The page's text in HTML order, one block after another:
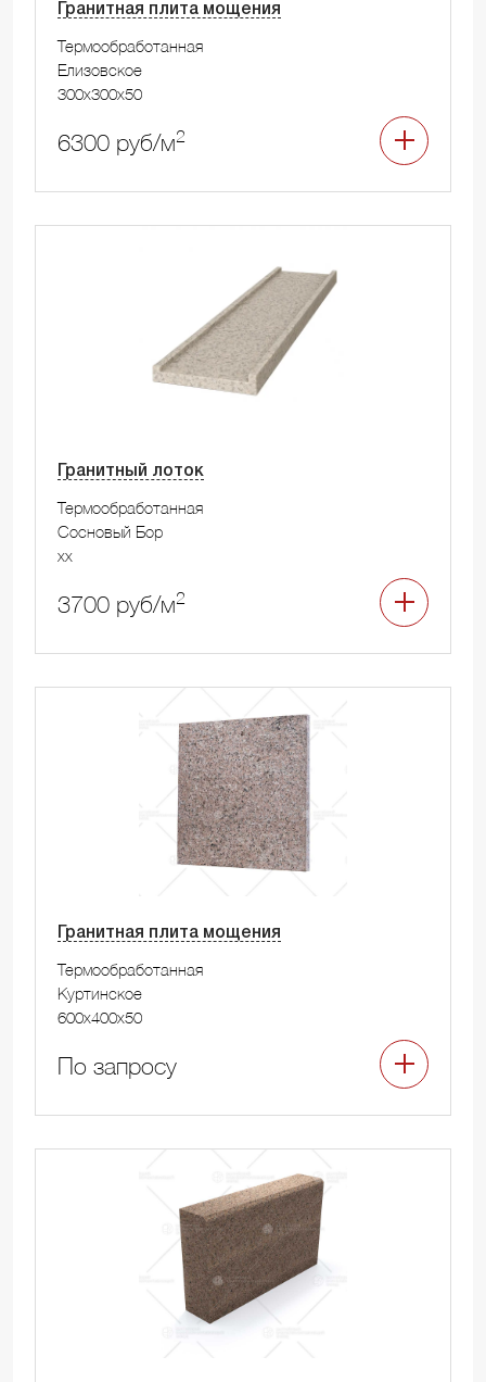
Гранитная плита мощения
Термообработанная
Елизовское
300x300x50
6300 руб/м2
Гранитный лоток
Термообработанная
Сосновый Бор
xx
3700 руб/м2
Гранитная плита мощения
Термообработанная
Куртинское
600x400x50
По запросу